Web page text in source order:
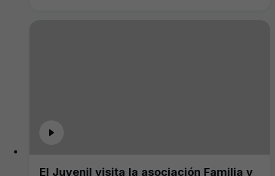
El Juvenil visita la asociación Familia y